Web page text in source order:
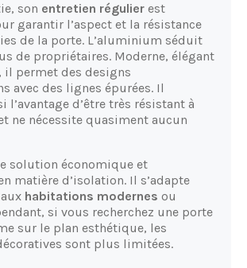
son entretien régulier est
garantir l’aspect et la résistance
de la porte. L’aluminium séduit
de propriétaires. Moderne, élégant
il permet des designs
avec des lignes épurées. Il
l’avantage d’être très résistant à
ne nécessite quasiment aucun
solution économique et
matière d’isolation. Il s’adapte
habitations modernes ou
si vous recherchez une porte
sur le plan esthétique, les
sont plus limitées.